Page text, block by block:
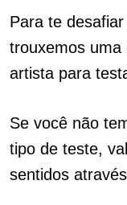
Para te
trouxemos uma
artista para
Se você não
tipo de teste,
sentidos